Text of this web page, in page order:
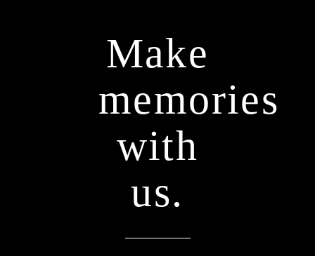
Make
memories
with
us.